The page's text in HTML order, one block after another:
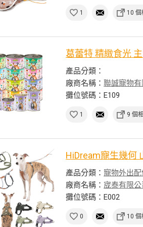
1 10 個
葛蕾特 精緻食光
產品分類：
廠商名稱：聯誠寵物有
攤位號碼：E109
1 9 個
HiDream寵生幾何
產品分類：寵物外出
廠商名稱： 宬泰有限公
攤位號碼：E002
0 10 個